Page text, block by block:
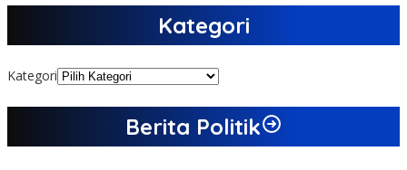
Kategori
Kategori
Berita Politik